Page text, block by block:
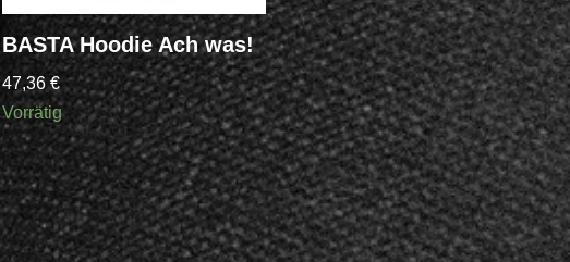
BASTA Hoodie Ach was!
47,36€
Vorrätig